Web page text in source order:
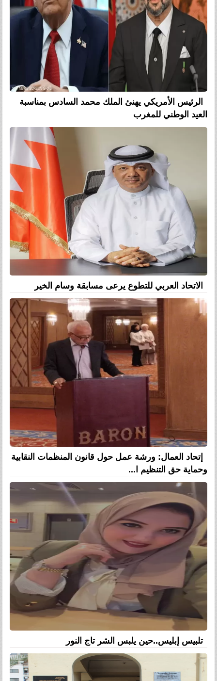
الرئيس الأمريكي يهنئ الملك محمد السادس بمناسبة
العيد الوطني للمغرب
الاتحاد العربي للتطوع يرعى مسابقة وسام الخير
إتحاد العمال: ورشة عمل حول قانون المنظمات النقابية
وحماية حق التنظيم ا...
تلبيس إبليس..حين يلبس الشر تاج النور